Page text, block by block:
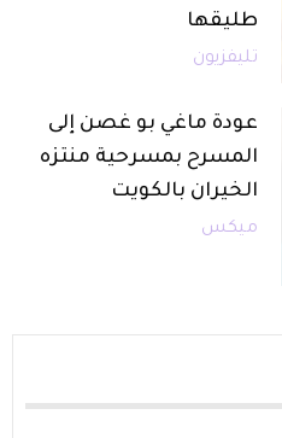
طليقها
تليفزيون
عودة ماغي بو غصن إلى
المسرح بمسرحية منتزه
الخيران بالكويت
ميكس